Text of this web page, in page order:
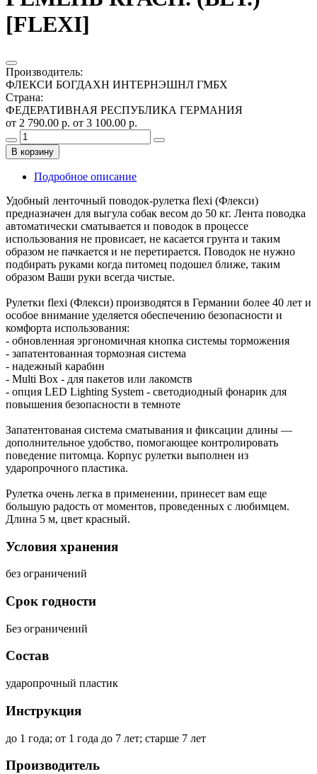
[FLEXI]
Производитель:
ФЛЕКСИ БОГДАХН ИНТЕРНЭШНЛ ГМБХ
Страна:
ФЕДЕРАТИВНАЯ РЕСПУБЛИКА ГЕРМАНИЯ
от 2 790.00 р. от 3 100.00 р.
В корзину
Подробное описание
Удобный ленточный поводок-рулетка flexi (Флекси)
предназначен для выгула собак весом до 50 кг. Лента поводка
автоматически сматывается и поводок в процессе
использования не провисает, не касается грунта и таким
образом не пачкается и не перетирается. Поводок не нужно
подбирать руками когда питомец подошел ближе, таким
образом Ваши руки всегда чистые.
Рулетки flexi (Флекси) производятся в Германии более 40 лет и
особое внимание уделяется обеспечению безопасности и
комфорта использования:
- обновленная эргономичная кнопка системы торможения
- запатентованная тормозная система
- надежный карабин
- Multi Box - для пакетов или лакомств
- опция LED Lighting System - светодиодный фонарик для
повышения безопасности в темноте
Запатентованая система сматывания и фиксации длины —
дополнительное удобство, помогающее контролировать
поведение питомца. Корпус рулетки выполнен из
ударопрочного пластика.
Рулетка очень легка в применении, принесет вам еще
большую радость от моментов, проведенных с любимцем.
Длина 5 м, цвет красный.
Условия хранения
без ограничений
Срок годности
Без ограничений
Состав
ударопрочный пластик
Инструкция
до 1 года; от 1 года до 7 лет; старше 7 лет
Производитель